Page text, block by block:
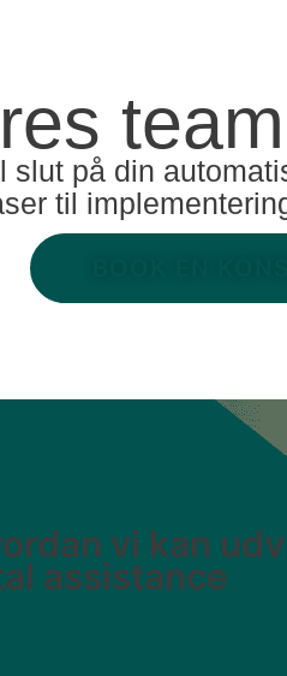
slut på din
til
vi kan
assistance